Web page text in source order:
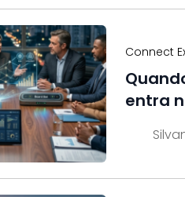
Connect
entra